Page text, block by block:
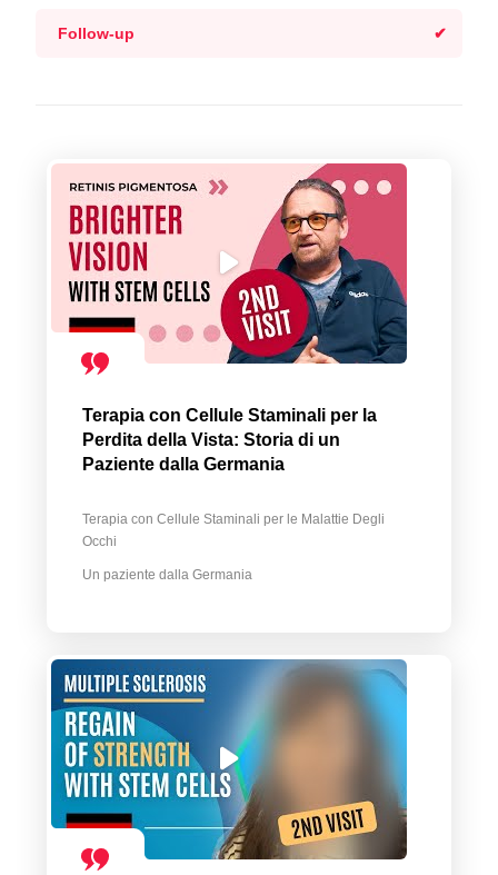
Follow-up
Terapia con Cellule Staminali per la
Perdita della Vista: Storia di un
Paziente dalla Germania
Terapia con Cellule Staminali per le Malattie Degli
Occhi
Un paziente dalla Germania